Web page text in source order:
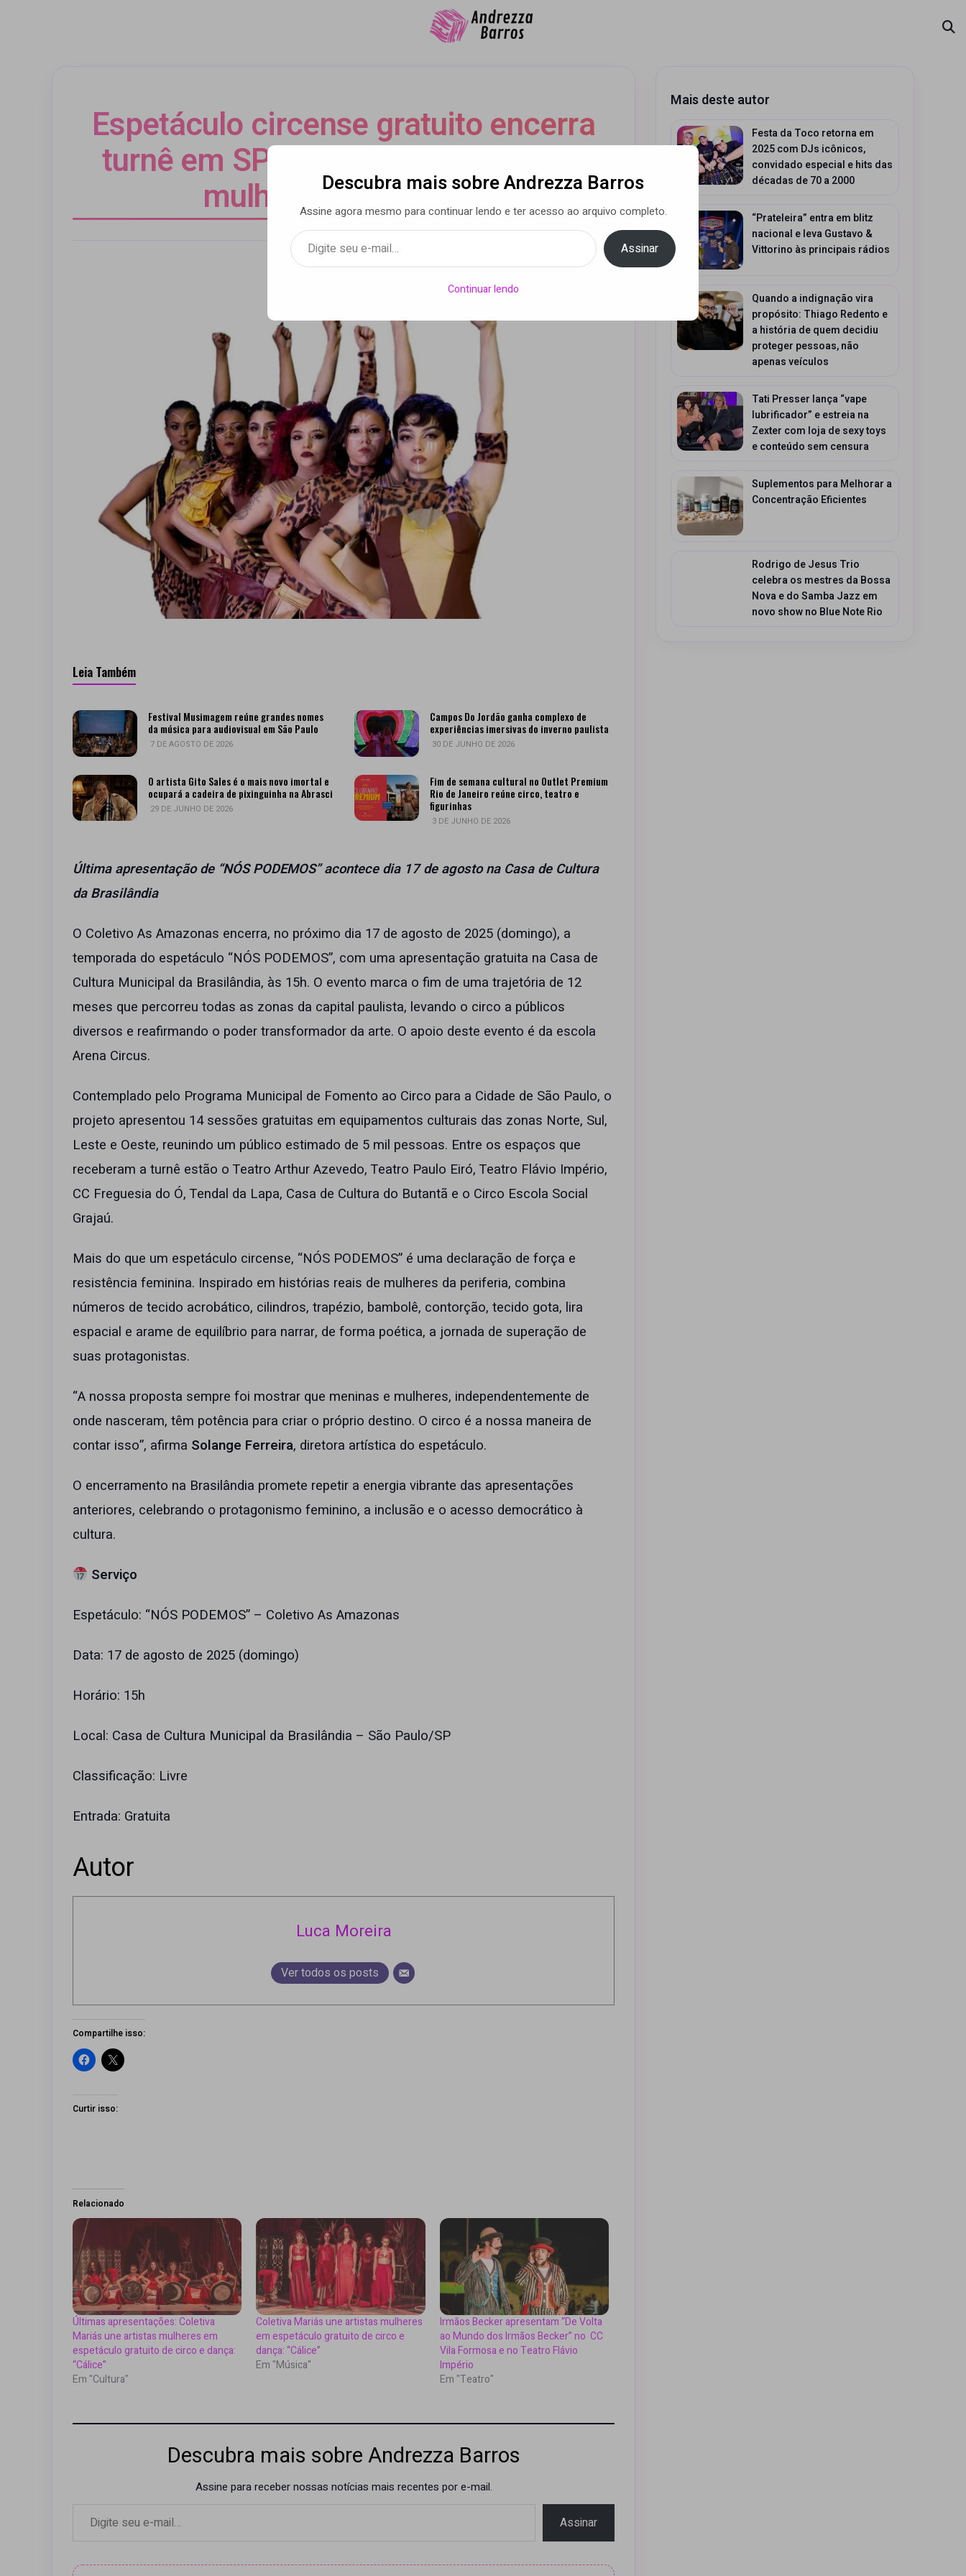
Espetáculo circense gratuito encerra
turnê em SP com foco na força das
mulheres periféricas
Por Luca Moreira • 13 ago 2025
Leia Também
Festival Musimagem reúne grandes nomes
da música para audiovisual em São Paulo
7 DE AGOSTO DE 2026
Campos Do Jordão ganha complexo de
experiências imersivas do inverno paulista
30 DE JUNHO DE 2026
O artista Gito Sales é o mais novo imortal e
ocupará a cadeira de pixinguinha na Abrasci
29 DE JUNHO DE 2026
Fim de semana cultural no Outlet Premium
Rio de Janeiro reúne circo, teatro e
figurinhas
3 DE JUNHO DE 2026
Última apresentação de “NÓS PODEMOS” acontece dia 17 de agosto na Casa de Cultura
da Brasilândia
O Coletivo As Amazonas encerra, no próximo dia 17 de agosto de 2025 (domingo), a
temporada do espetáculo “NÓS PODEMOS”, com uma apresentação gratuita na Casa de
Cultura Municipal da Brasilândia, às 15h. O evento marca o fim de uma trajetória de 12
meses que percorreu todas as zonas da capital paulista, levando o circo a públicos
diversos e reafirmando o poder transformador da arte. O apoio deste evento é da escola
Arena Circus.
Contemplado pelo Programa Municipal de Fomento ao Circo para a Cidade de São Paulo, o
projeto apresentou 14 sessões gratuitas em equipamentos culturais das zonas Norte, Sul,
Leste e Oeste, reunindo um público estimado de 5 mil pessoas. Entre os espaços que
receberam a turnê estão o Teatro Arthur Azevedo, Teatro Paulo Eiró, Teatro Flávio Império,
CC Freguesia do Ó, Tendal da Lapa, Casa de Cultura do Butantã e o Circo Escola Social
Grajaú.
Mais do que um espetáculo circense, “NÓS PODEMOS” é uma declaração de força e
resistência feminina. Inspirado em histórias reais de mulheres da periferia, combina
números de tecido acrobático, cilindros, trapézio, bambolê, contorção, tecido gota, lira
espacial e arame de equilíbrio para narrar, de forma poética, a jornada de superação de
suas protagonistas.
“A nossa proposta sempre foi mostrar que meninas e mulheres, independentemente de
onde nasceram, têm potência para criar o próprio destino. O circo é a nossa maneira de
contar isso”, afirma Solange Ferreira, diretora artística do espetáculo.
O encerramento na Brasilândia promete repetir a energia vibrante das apresentações
anteriores, celebrando o protagonismo feminino, a inclusão e o acesso democrático à
cultura.
Serviço
Espetáculo: “NÓS PODEMOS” – Coletivo As Amazonas
Data: 17 de agosto de 2025 (domingo)
Horário: 15h
Local: Casa de Cultura Municipal da Brasilândia – São Paulo/SP
Classificação: Livre
Entrada: Gratuita
Autor
Luca Moreira
Ver todos os posts
Compartilhe isso:
Curtir isso:
Relacionado
Últimas apresentações: Coletiva
Mariás une artistas mulheres em
espetáculo gratuito de circo e dança:
“Cálice”
Em "Cultura"
Coletiva Mariás une artistas mulheres
em espetáculo gratuito de circo e
dança: “Cálice”
Em "Música"
Irmãos Becker apresentam “De Volta
ao Mundo dos Irmãos Becker” no CC
Vila Formosa e no Teatro Flávio
Império
Em "Teatro"
Descubra mais sobre Andrezza Barros
Assine para receber nossas notícias mais recentes por e-mail.
Assinar
Mais deste autor
Festa da Toco retorna em
2025 com DJs icônicos,
convidado especial e hits das
décadas de 70 a 2000
“Prateleira” entra em blitz
nacional e leva Gustavo &
Vittorino às principais rádios
Quando a indignação vira
propósito: Thiago Redento e
a história de quem decidiu
proteger pessoas, não
apenas veículos
Tati Presser lança “vape
lubrificador” e estreia na
Zexter com loja de sexy toys
e conteúdo sem censura
Suplementos para Melhorar a
Concentração Eficientes
Rodrigo de Jesus Trio
celebra os mestres da Bossa
Nova e do Samba Jazz em
novo show no Blue Note Rio
Descubra mais sobre Andrezza Barros
Assine agora mesmo para continuar lendo e ter acesso ao arquivo completo.
Digite seu e-mail…
Assinar
Continuar lendo